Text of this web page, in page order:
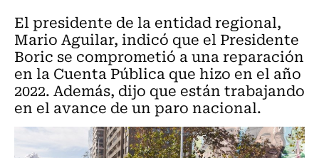
El presidente de la entidad regional,
Mario Aguilar, indicó que el Presidente
Boric se comprometió a una reparación
en la Cuenta Pública que hizo en el año
2022. Además, dijo que están trabajando
en el avance de un paro nacional.